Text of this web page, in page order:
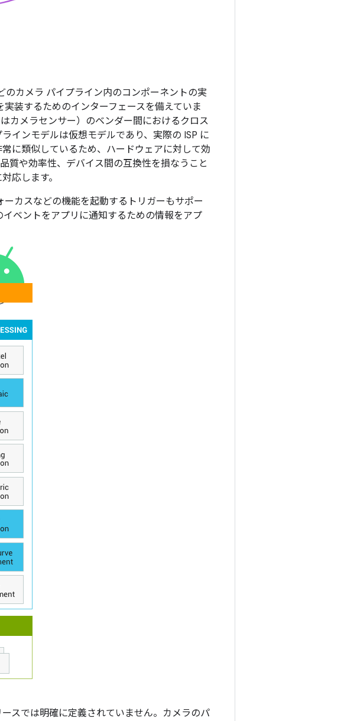
カメラ パイプライン内のコンポーネントの実
装するためのインターフェースを備えていま
カメラセンサー）のベンダー間におけるクロス
インモデルは仮想モデルであり、実際の ISP に
に類似しているため、ハードウェアに対して効
質や効率性、デバイス間の互換性を損なうこと
応します。
カスなどの機能を起動するトリガーもサポー
ベントをアプリに通知するための情報をアプ
スでは明確に定義されていません。カメラのパ